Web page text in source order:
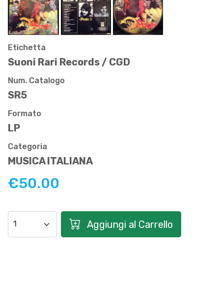
Etichetta
Suoni Rari Records / CGD
Num. Catalogo
SR5
Formato
LP
Categoria
MUSICA ITALIANA
€50.00
Aggiungi al Carrello